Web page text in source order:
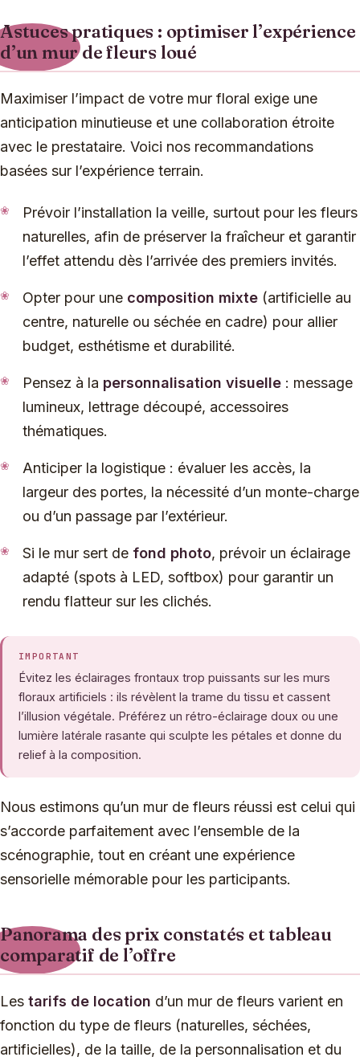
Astuces pratiques : optimiser l’expérience
d’un mur de fleurs loué
Maximiser l’impact de votre mur floral exige une
anticipation minutieuse et une collaboration étroite
avec le prestataire. Voici nos recommandations
basées sur l’expérience terrain.
Prévoir l’installation la veille, surtout pour les fleurs
naturelles, afin de préserver la fraîcheur et garantir
l’effet attendu dès l’arrivée des premiers invités.
Opter pour une composition mixte (artificielle au
centre, naturelle ou séchée en cadre) pour allier
budget, esthétisme et durabilité.
Pensez à la personnalisation visuelle : message
lumineux, lettrage découpé, accessoires
thématiques.
Anticiper la logistique : évaluer les accès, la
largeur des portes, la nécessité d’un monte-charge
ou d’un passage par l’extérieur.
Si le mur sert de fond photo, prévoir un éclairage
adapté (spots à LED, softbox) pour garantir un
rendu flatteur sur les clichés.
IMPORTANT
Évitez les éclairages frontaux trop puissants sur les murs
floraux artificiels : ils révèlent la trame du tissu et cassent
l’illusion végétale. Préférez un rétro-éclairage doux ou une
lumière latérale rasante qui sculpte les pétales et donne du
relief à la composition.
Nous estimons qu’un mur de fleurs réussi est celui qui
s’accorde parfaitement avec l’ensemble de la
scénographie, tout en créant une expérience
sensorielle mémorable pour les participants.
Panorama des prix constatés et tableau
comparatif de l’offre
Les tarifs de location d’un mur de fleurs varient en
fonction du type de fleurs (naturelles, séchées,
artificielles), de la taille, de la personnalisation et du